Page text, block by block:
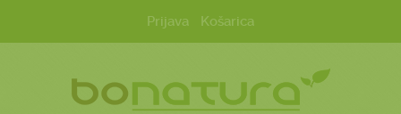
Prijava Košarica